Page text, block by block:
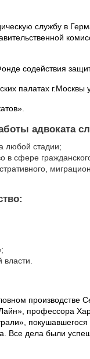
службу в
содействия
палатах г.Москвы
адвоката
любой стадии;
в сфере
власти.
производстве
профессора
Все дела были